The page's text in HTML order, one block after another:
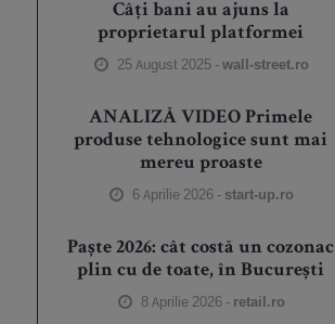
Câți bani au ajuns la
proprietarul platformei
25 August 2025 -wall-street.ro
ANALIZĂ VIDEO Primele
produse tehnologice sunt mai
mereu proaste
6 Aprilie 2026 - start-up.ro
Paște 2026: cât costă un cozonac
plin cu de toate, în București
8 Aprilie 2026 - retail.ro